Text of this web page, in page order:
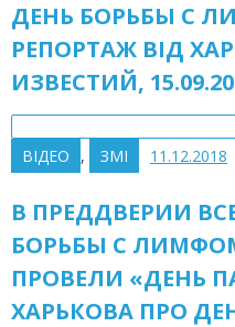
ДЕНЬ БОРЬБЫ С
РЕПОРТАЖ ВІД
ИЗВЕСТИЙ,
ВІДЕО , ЗМІ 11.12.2018
В ПРЕДДВЕРИИ
БОРЬБЫ С
ПРОВЕЛИ «ДЕНЬ
ХАРЬКОВА ПРО